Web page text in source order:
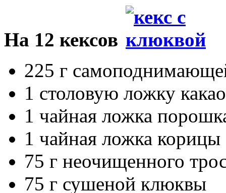
На 12 кексов
225 г
1 столовую ложку
1 чайная ложка
1 чайная ложка корицы
75 г неочищенного
75 г сушеной клюквы